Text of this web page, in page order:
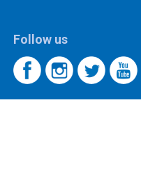
Follow us